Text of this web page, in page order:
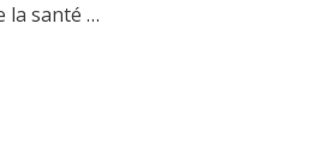
la santé …